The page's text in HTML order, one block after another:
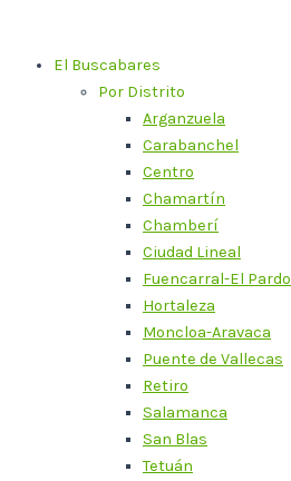
contenidoEl Buscabares
Por Distrito
Arganzuela
Carabanchel
Centro
Chamartín
Chamberí
Ciudad Lineal
Fuencarral-El Pardo
Hortaleza
Moncloa-Aravaca
Puente de Vallecas
Retiro
Salamanca
San Blas
Tetuán